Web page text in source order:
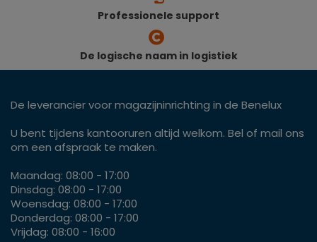
Professionele support
De logische naam in logistiek
De leverancier voor magazijninrichting in de Benelux
U bent tijdens kantooruren altijd welkom. Bel of mail ons
om een afspraak te maken.
Maandag: 08:00 - 17:00
Dinsdag: 08:00 - 17:00
Woensdag: 08:00 - 17:00
Donderdag: 08:00 - 17:00
Vrijdag: 08:00 - 16:00